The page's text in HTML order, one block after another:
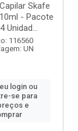
Skafe
- Pacote
Unidad...
116560
UN
login ou
se para
e